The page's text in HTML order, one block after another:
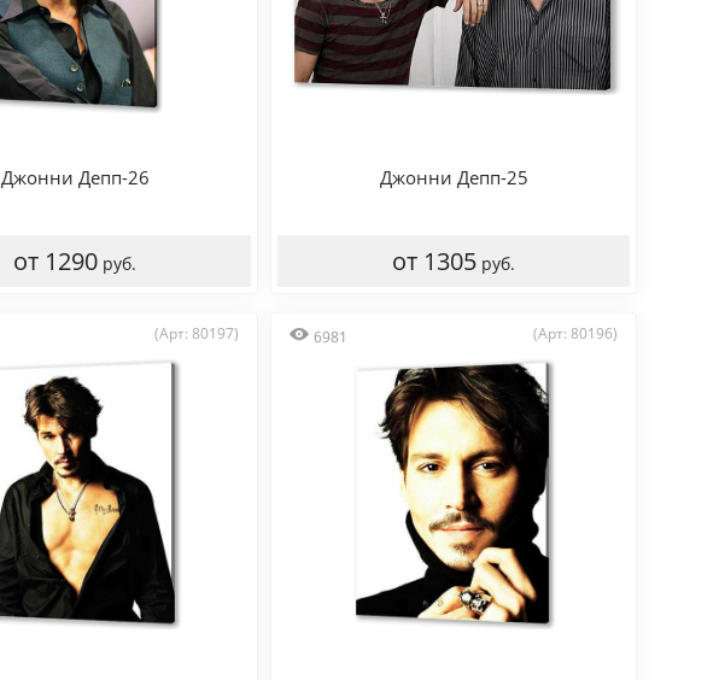
Джонни Депп-26
от 1290 руб.
Джонни Депп-25
от 1305 руб.
(Арт: 80197) 6981 (Арт: 80196)